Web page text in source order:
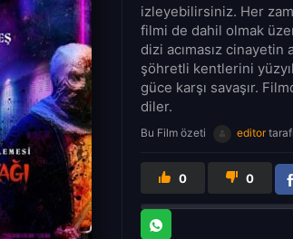
izleyebilirsiniz. Her
filmi de dahil olmak
dizi acımasız cinayetin
şöhretli kentlerini
güce karşı savaşır.
diler.
Bu Film özeti editor
0 0